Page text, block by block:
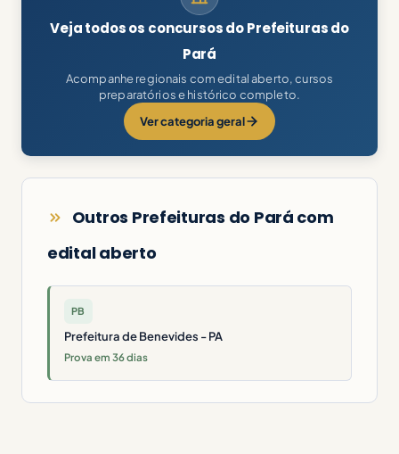
Veja todos os concursos do Prefeituras do
Pará
Acompanhe regionais com edital aberto, cursos
preparatórios e histórico completo.
Ver categoria geral
Outros Prefeituras do Pará com
edital aberto
PB
Prefeitura de Benevides - PA
Prova em 36 dias